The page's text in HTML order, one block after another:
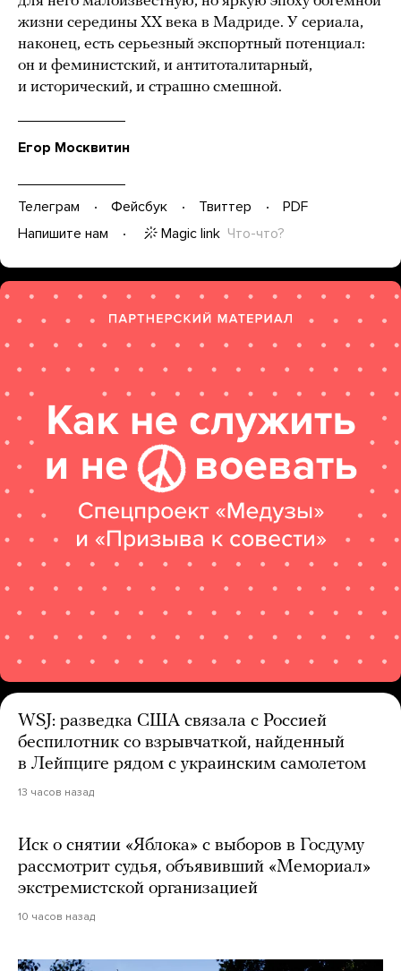
жизни середины XX века в Мадриде. У сериала,
наконец, есть серьезный экспортный потенциал:
он и феминистский, и антитоталитарный,
и исторический, и страшно смешной.
Егор Москвитин
Телеграм Фейсбук Твиттер
PDF
Напишите нам
Magic link Что-что?
WSJ: разведка США связала с Россией
беспилотник со взрывчаткой, найденный
в Лейпциге рядом с украинским самолетом
13 часов назад
Иск о снятии «Яблока» с выборов в Госдуму
рассмотрит судья, объявивший «Мемориал»
экстремистской организацией
10 часов назад